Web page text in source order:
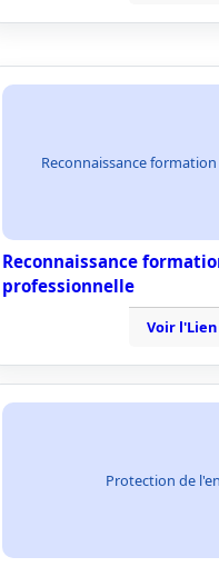
Reconnaissance
Reconnaissance
professionnelle
Voir l'Lien
Protection de